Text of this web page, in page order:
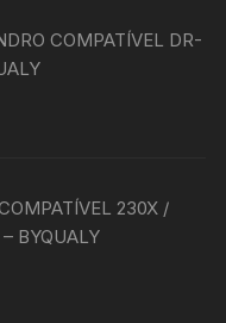
COMPATÍVEL DR-
230X /
BYQUALY